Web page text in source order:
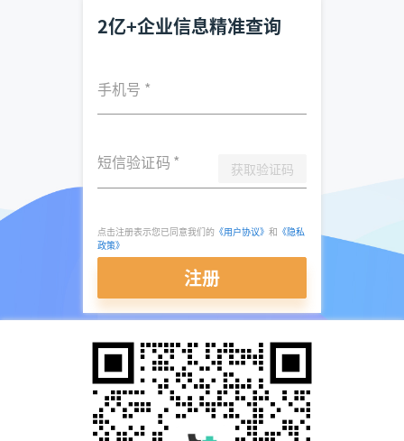
2亿+企业信息精准查询
手机号 *
短信验证码 * 获取验证码
点击注册表示您已同意我们的 《用户协议》 和 《隐私
政策》
注册